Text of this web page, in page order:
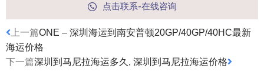
点击联系-在线咨询
上一篇ONE – 深圳海运到南安普顿20GP/40GP/40HC最新
海运价格
下一篇深圳到马尼拉海运多久, 深圳到马尼拉海运价格